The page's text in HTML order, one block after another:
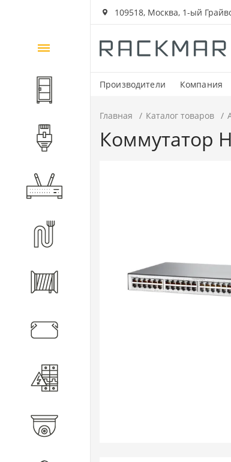
109518, Москва, 1-ый
Производители Компания
Каталог
товаров
Шкафы и стойки
Компоненты СКС
Главная Каталог товаров
Коммутатор